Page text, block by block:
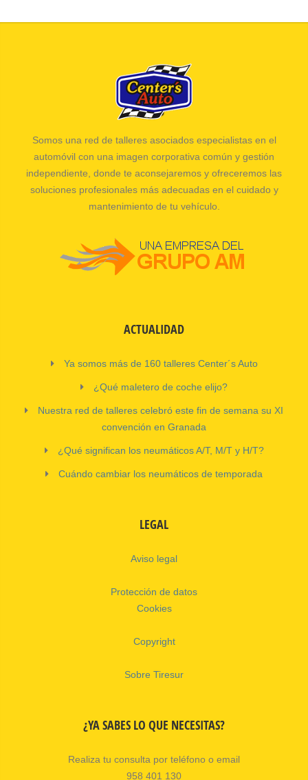
Somos una red de talleres asociados especialistas en el
automóvil con una imagen corporativa común y gestión
independiente, donde te aconsejaremos y ofreceremos las
soluciones profesionales más adecuadas en el cuidado y
mantenimiento de tu vehículo.
ACTUALIDAD
Ya somos más de 160 talleres Center´s Auto
¿Qué maletero de coche elijo?
Nuestra red de talleres celebró este fin de semana su XI
convención en Granada
¿Qué significan los neumáticos A/T, M/T y H/T?
Cuándo cambiar los neumáticos de temporada
LEGAL
Aviso legal
Protección de datos
Cookies
Copyright
Sobre Tiresur
¿YA SABES LO QUE NECESITAS?
Realiza tu consulta por teléfono o email
958 401 130